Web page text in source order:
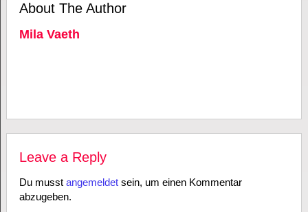
About The Author
Mila Vaeth
Leave a Reply
Du musst angemeldetsein, um einen Kommentar
abzugeben.